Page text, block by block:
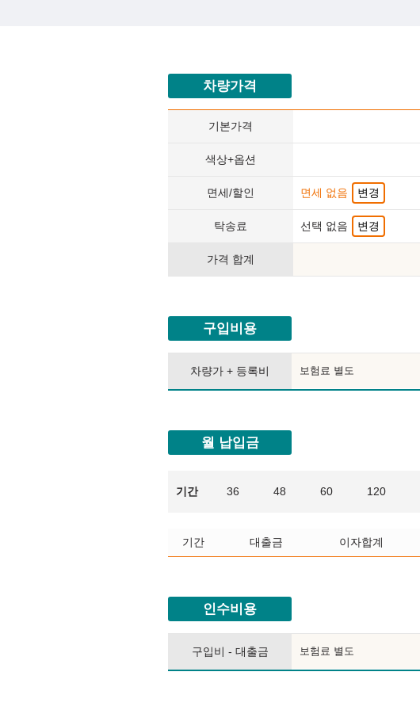
차량가격
기본가격
색상+옵션
면세/할인 면세 없음 변경
탁송료 선택 없음 변경
가격 합계
구입비용
차량가 + 등록비 보험료 별도
월 납입금
기간 36 48 60 120
기간 대출금 이자합계
인수비용
구입비 - 대출금 보험료 별도